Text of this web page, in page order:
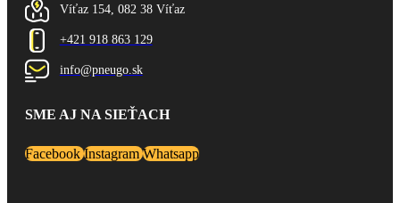
Víťaz 154, 082 38 Víťaz
+421 918 863 129
info@pneugo.sk
SME AJ NA SIEŤACH
Facebook Instagram Whatsapp